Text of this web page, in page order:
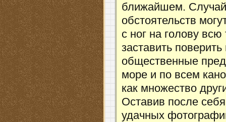
ближайшем.
обстоятельств
с ног на голову
заставить
общественные
море и по всем
как множество
Оставив после
удачных